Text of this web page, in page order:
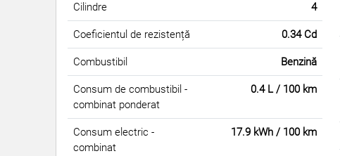
Cilindre 4
Coeficientul de rezistență 0.34 Cd
Combustibil Benzină
Consum de combustibil -
combinat ponderat
0.4 L / 100 km
Consum electric -
combinat
17.9 kWh / 100 km